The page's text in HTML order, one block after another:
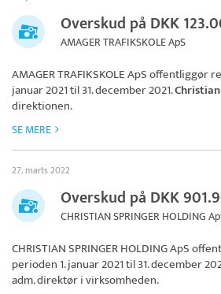
Overskud på DKK
AMAGER TRAFIKSKOLE ApS
AMAGER TRAFIKSKOLE ApSoffentliggør
januar 2021 til 31. december 2021.
direktionen.
SE MERE
27. marts 2022
Overskud på DKK
CHRISTIAN SPRINGER HOLDING
CHRISTIAN SPRINGER HOLDING ApS
perioden 1. januar 2021 til 31. december
adm. direktør i virksomheden.